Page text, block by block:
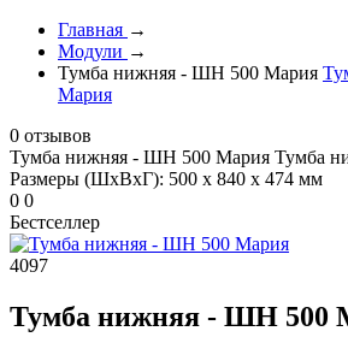
Главная →
Модули →
Тумба нижняя - ШН 500 Мария
Мария
0 отзывов
Тумба нижняя - ШН 500 Мария Тумба
Размеры (ШхВхГ): 500 х 840 х 474 мм
0 0
Бестселлер
4097
Тумба нижняя - ШН 500